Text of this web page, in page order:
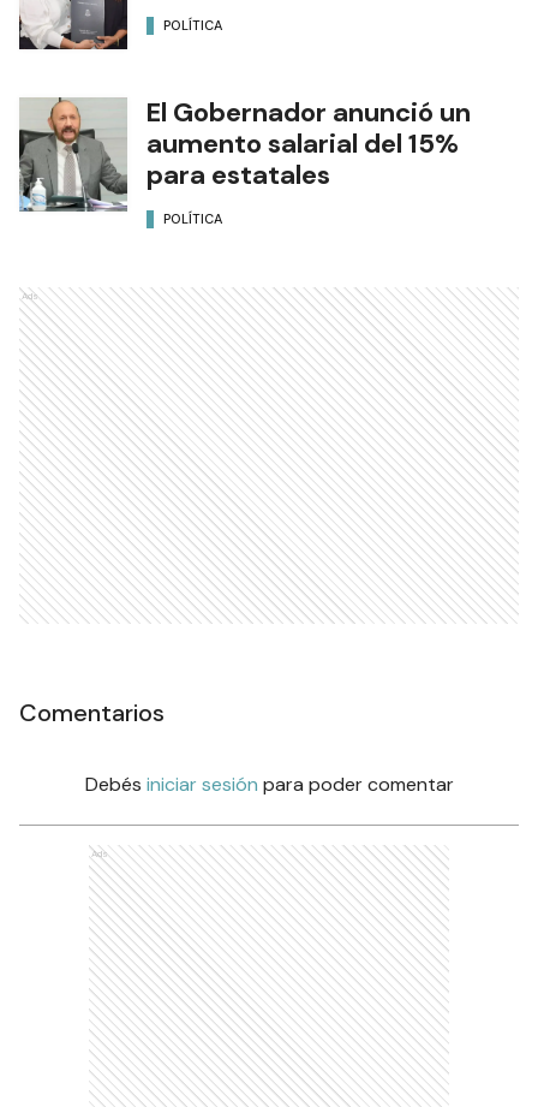
POLÍTICA
El Gobernador anunció un
aumento salarial del 15%
para estatales
POLÍTICA
Ads
Comentarios
Debés iniciar sesión para poder comentar
Ads